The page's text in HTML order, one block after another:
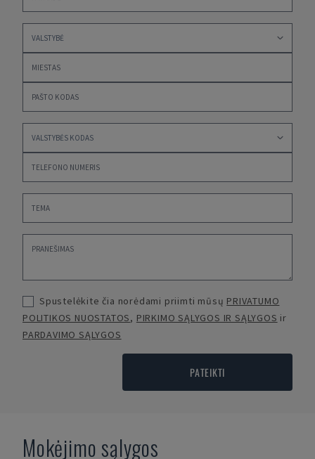
Spustelėkite čia norėdami priimti mūsų PRIVATUMO
POLITIKOS NUOSTATOS, PIRKIMO SĄLYGOS IR SĄLYGOS ir
PARDAVIMO SĄLYGOS
PATEIKTI
Mokėjimo sąlygos